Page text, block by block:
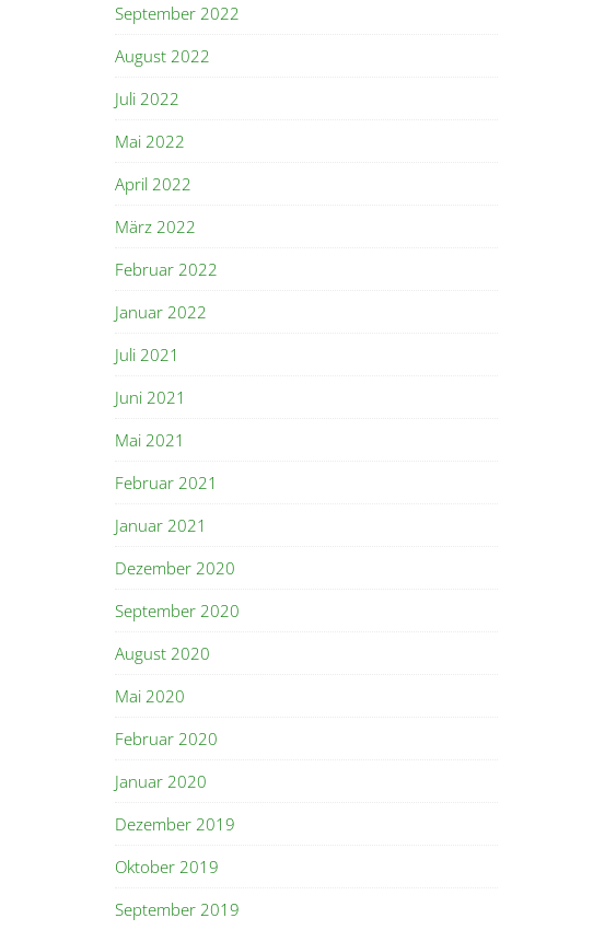
September 2022
August 2022
Juli 2022
Mai 2022
April 2022
März 2022
Februar 2022
Januar 2022
Juli 2021
Juni 2021
Mai 2021
Februar 2021
Januar 2021
Dezember 2020
September 2020
August 2020
Mai 2020
Februar 2020
Januar 2020
Dezember 2019
Oktober 2019
September 2019